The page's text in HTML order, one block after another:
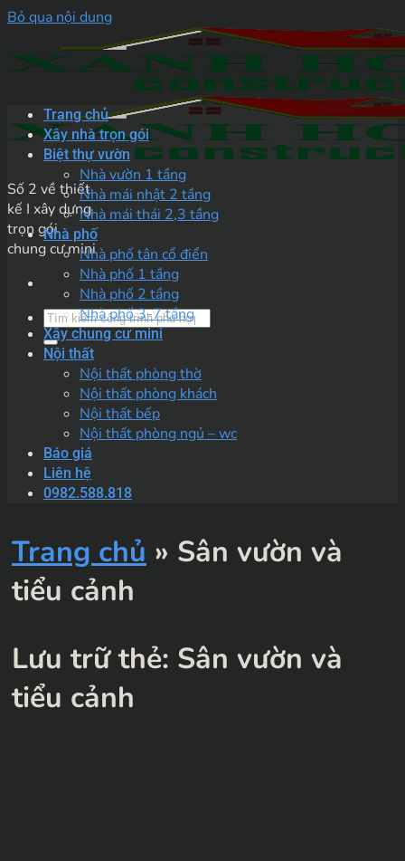
Bỏ qua nội dung
Số 2 về thiết
kế I xây dựng
trọn gói
chung cư mini
Trang chủ
Xây nhà trọn gói
Biệt thự vườn
Nhà vườn 1 tầng
Nhà mái nhật 2 tầng
Nhà mái thái 2,3 tầng
Nhà phố
Nhà phố tân cổ điển
Nhà phố 1 tầng
Nhà phố 2 tầng
Nhà phố 3-7 tầng
Xây chung cư mini
Nội thất
Nội thất phòng thờ
Nội thất phòng khách
Nội thất bếp
Nội thất phòng ngủ – wc
Báo giá
Liên hệ
0982.588.818
Trang chủ » Sân vườn và
tiểu cảnh
Lưu trữ thẻ: Sân vườn và
tiểu cảnh